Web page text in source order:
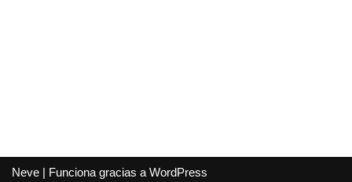
Neve | Funciona gracias a WordPress